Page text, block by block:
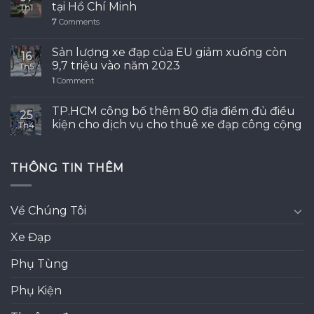
Th1
tại Hồ Chí Minh
7 Comments
16
Th5
Sản lượng xe đạp của EU giảm xuống còn
9,7 triệu vào năm 2023
1 Comment
25
Th4
TP.HCM công bố thêm 80 địa điểm đủ điều
kiện cho dịch vụ cho thuê xe đạp công cộng
THÔNG TIN THÊM
Về Chúng Tôi
Xe Đạp
Phụ Tùng
Phụ Kiện